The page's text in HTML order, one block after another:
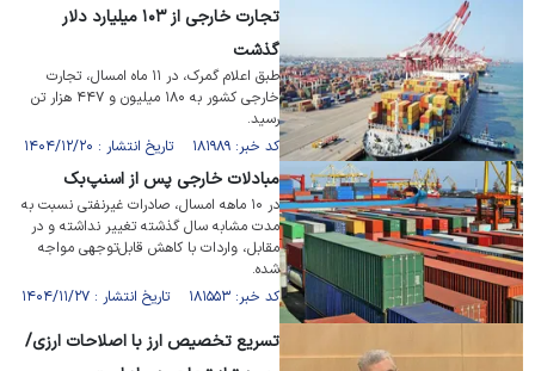
تجارت خارجی از ۱۰۳ میلیارد دلار
گذشت
طبق اعلام گمرک، در ۱۱ ماه امسال، تجارت
خارجی کشور به ۱۸۰ میلیون و ۴۴۷ هزار تن
رسید.
کد خبر: ۱۸۱۹۸۹ تاریخ انتشار : ۱۴۰۴/۱۲/۲۰
مبادلات خارجی پس از اسنپ‌بک
در ۱۰ ماهه امسال، صادرات غیرنفتی نسبت به
مدت مشابه سال گذشته تغییر نداشته و در
مقابل، واردات با کاهش قابل‌توجهی مواجه
شده.
کد خبر: ۱۸۱۵۵۳ تاریخ انتشار : ۱۴۰۴/۱۱/۲۷
تسریع تخصیص ارز با اصلاحات ارزی/